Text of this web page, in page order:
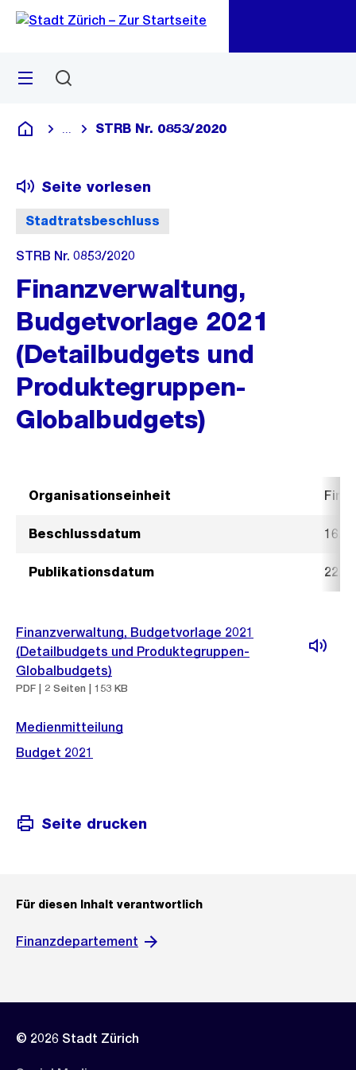
Navigation
Sprunglink
Menü
Deutsch
Blende alle Breadcrumbs ein
STRB Nr. 0853/2020
Stadtratsbeschluss
Seite vorlesen
STRB Nr. 0853/2020
Finanzverwaltung,
Budgetvorlage 2021
(Detailbudgets und
Produktegruppen-
Globalbudgets)
Organisationseinheit
Beschlussdatum 16.
Publikationsdatum 22.
Finanzverwaltung, Budgetvorlage 2021
(Detailbudgets und Produktegruppen-
Globalbudgets)
PDF | 2 Seiten | 153 KB
Medienmitteilung
Budget 2021
Seite drucken
Für diesen Inhalt verantwortlich
Finanzdepartement
© 2026 Stadt Zürich